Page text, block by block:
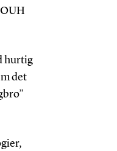
hurtig
det